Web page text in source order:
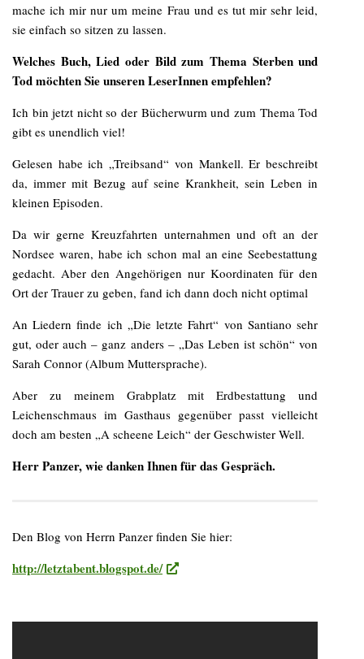
mache ich mir nur um meine Frau und es tut mir sehr leid,
sie einfach so sitzen zu lassen.
Welches Buch, Lied oder Bild zum Thema Sterben und
Tod möchten Sie unseren LeserInnen empfehlen?
Ich bin jetzt nicht so der Bücherwurm und zum Thema Tod
gibt es unendlich viel!
Gelesen habe ich „Treibsand“ von Mankell. Er beschreibt
da, immer mit Bezug auf seine Krankheit, sein Leben in
kleinen Episoden.
Da wir gerne Kreuzfahrten unternahmen und oft an der
Nordsee waren, habe ich schon mal an eine Seebestattung
gedacht. Aber den Angehörigen nur Koordinaten für den
Ort der Trauer zu geben, fand ich dann doch nicht optimal
An Liedern finde ich „Die letzte Fahrt“ von Santiano sehr
gut, oder auch – ganz anders – „Das Leben ist schön“ von
Sarah Connor (Album Muttersprache).
Aber zu meinem Grabplatz mit Erdbestattung und
Leichenschmaus im Gasthaus gegenüber passt vielleicht
doch am besten „A scheene Leich“ der Geschwister Well.
Herr Panzer, wie danken Ihnen für das Gespräch.
Den Blog von Herrn Panzer finden Sie hier:
http://letztabent.blogspot.de/